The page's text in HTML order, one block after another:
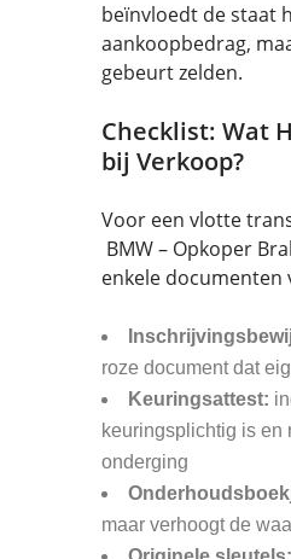
beïnvloedt de staat
aankoopbedrag,
gebeurt zelden.
Checklist: Wat
bij Verkoop?
Voor een vlotte
BMW – Opkoper
enkele documenten
roze document dat
Keuringsattest:
keuringsplichtig is en
onderging
maar verhoogt de